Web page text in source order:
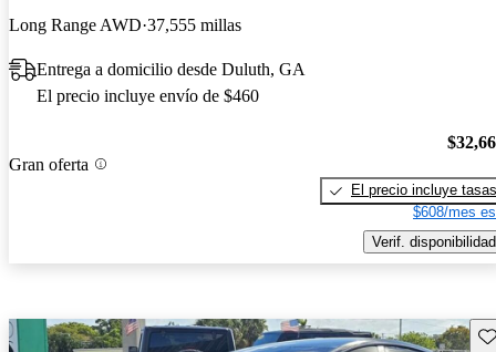
Long Range AWD 37,555 millas
Entrega a domicilio desde Duluth, GA
El precio incluye envío de $460
Gran oferta
El precio incluye tasas
$608/mes
Verif. disponibilidad